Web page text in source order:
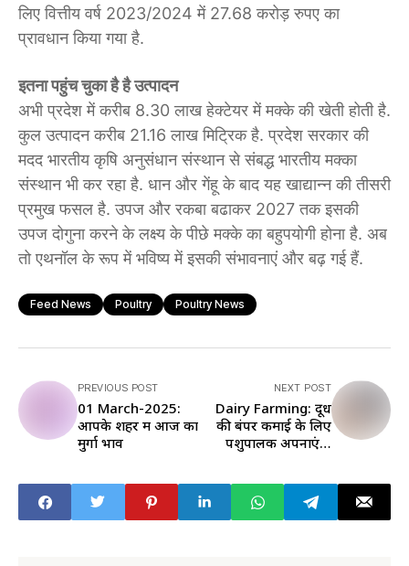
लिए वित्तीय वर्ष 2023/2024 में 27.68 करोड़ रुपए का
प्रावधान किया गया है.
इतना पहुंच चुका है है उत्पादन
अभी प्रदेश में करीब 8.30 लाख हेक्टेयर में मक्के की खेती होती है.
कुल उत्पादन करीब 21.16 लाख मिट्रिक है. प्रदेश सरकार की
मदद भारतीय कृषि अनुसंधान संस्थान से संबद्ध भारतीय मक्का
संस्थान भी कर रहा है. धान और गेंहू के बाद यह खाद्यान्न की तीसरी
प्रमुख फसल है. उपज और रकबा बढाकर 2027 तक इसकी
उपज दोगुना करने के लक्ष्य के पीछे मक्के का बहुपयोगी होना है. अब
तो एथनॉल के रूप में भविष्य में इसकी संभावनाएं और बढ़ गई हैं.
Feed News Poultry Poultry News
PREVIOUS POST
01 March-2025:
आपके शहर में आज का
मुर्गा भाव
NEXT POST
Dairy Farming: दूध
की बंपर कमाई के लिए
पशुपालक अपनाएं ये